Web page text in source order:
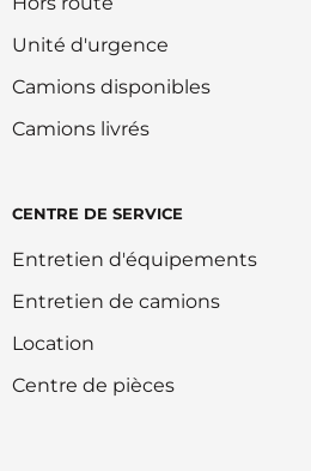
Unité d'urgence
Camions disponibles
Camions livrés
CENTRE DE SERVICE
Entretien d'équipements
Entretien de camions
Location
Centre de pièces